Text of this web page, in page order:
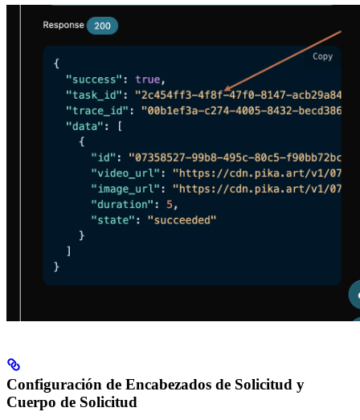
Configuración de Encabezados de Solicitud y
Cuerpo de Solicitud